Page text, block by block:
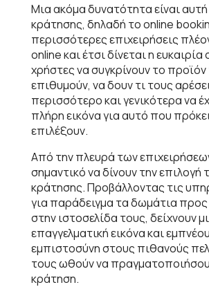
Μια ακόμα δυνατότητα είναι
κράτησης, δηλαδή το online
περισσότερες επιχειρήσεις
online και έτσι δίνεται η ευκαιρία
χρήστες να συγκρίνουν το
επιθυμούν, να δουν τι τους
περισσότερο και γενικότερα να
πλήρη εικόνα για αυτό που
επιλέξουν.
Από την πλευρά των
σημαντικό να δίνουν την επιλογή
κράτησης. Προβάλλοντας τις
για παράδειγμα τα δωμάτια προς
στην ιστοσελίδα τους, δείχνουν
επαγγελματική εικόνα και
εμπιστοσύνη στους πιθανούς
τους ωθούν να
κράτηση.